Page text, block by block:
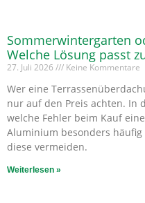
Sommerwintergarten
Welche Lösung passt
27. Juli 2026 Keine Kommentare
Wer eine
nur auf den Preis achten. In
welche Fehler beim Kauf
Aluminium besonders
diese vermeiden.
Weiterlesen »